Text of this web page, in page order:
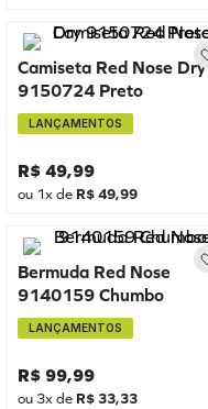
Camiseta Red Nose Dry
9150724 Preto
LANÇAMENTOS
R$ 49,99
ou 1x de R$49,99
Bermuda Red Nose
9140159 Chumbo
LANÇAMENTOS
R$ 99,99
ou 3x de R$ 33,33